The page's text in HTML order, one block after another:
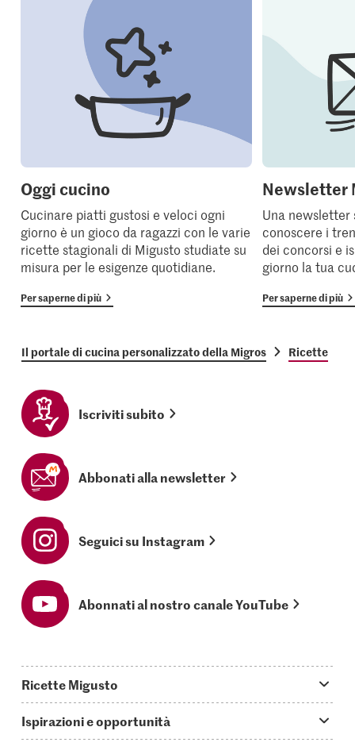
Oggi cucino
Cucinare piatti gustosi e veloci ogni
giorno è un gioco da ragazzi con le varie
ricette stagionali di Migusto studiate su
misura per le esigenze quotidiane.
Per saperne di più
Newsletter
Una
conoscere i
dei concorsi e
giorno la tua
Per saperne di più
Il portale di cucina personalizzato della Migros Ricette
Iscriviti subito
Abbonati alla newsletter
Seguici su Instagram
Abonnati al nostro canale YouTube
Ricette Migusto
Oggi cucino
Ispirazioni e opportunità